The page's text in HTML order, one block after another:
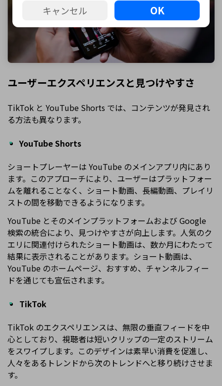
ユーザーエクスペリエンスと見つけやすさ
TikTok と YouTube Shorts では、コンテンツが発見され
る方法も異なります。
YouTube Shorts
ショートプレーヤーは YouTube のメインアプリ内にあり
ます。このアプローチにより、ユーザーはプラットフォー
ムを離れることなく、ショート動画、長編動画、プレイリ
ストの間を移動できるようになります。
YouTube とそのメインプラットフォームおよび Google
検索の統合により、見つけやすさが向上します。人気のク
エリに関連付けられたショート動画は、数か月にわたって
結果に表示されることがあります。ショート動画は、
YouTube のホームページ、おすすめ、チャンネルフィー
ドを通じても宣伝されます。
TikTok
TikTok のエクスペリエンスは、無限の垂直フィードを中
心としており、視聴者は短いクリップの一定のストリーム
をスワイプします。このデザインは素早い消費を促進し、
人々をあるトレンドから次のトレンドへと移り続けさせま
す。
キャンセル OK